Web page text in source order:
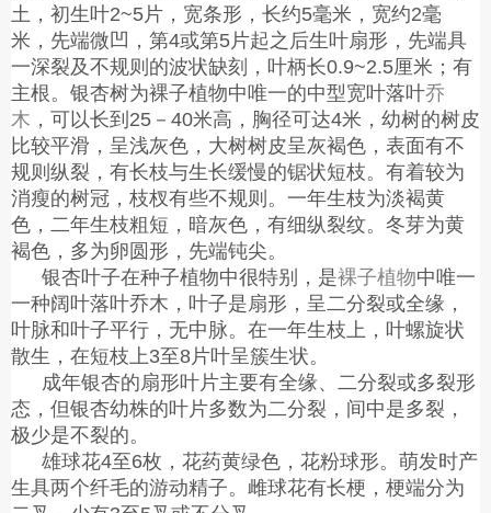
土，初生叶2~5片，宽条形，长约5毫米，宽约2毫
米，先端微凹，第4或第5片起之后生叶扇形，先端具
一深裂及不规则的波状缺刻，叶柄长0.9~2.5厘米；有
主根。银杏树为裸子植物中唯一的中型宽叶落叶乔
木 ，可以长到 25－40米高，胸径可达4米，幼树的树皮
比较平滑，呈浅灰色，大树树皮呈灰褐色，表面有不
规则纵裂，有长枝与生长缓慢的锯状短枝。有着较为
消瘦的树冠，枝杈有些不规则。一年生枝为淡褐黄
色，二年生枝粗短，暗灰色，有细纵裂纹。冬芽为黄
褐色，多为卵圆形，先端钝尖。
银杏叶子在种子植物中很特别，是裸子植物中唯一
一种阔叶落叶乔木，叶子是扇形，呈二分裂或全缘，
叶脉和叶子平行，无中脉。在一年生枝上，叶螺旋状
散生，在短枝上3至8片叶呈簇生状。
成年银杏的扇形叶片主要有全缘、二分裂或多裂形
态，但银杏幼株的叶片多数为二分裂，间中是多裂，
极少是不裂的。
雄球花4至6枚，花药黄绿色，花粉球形。萌发时产
生具两个纤毛的游动精子。雌球花有长梗，梗端分为